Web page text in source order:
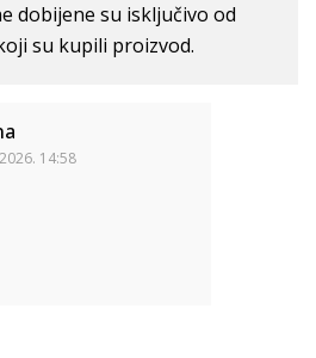
dobijene su isključivo od
su kupili proizvod.
14:58